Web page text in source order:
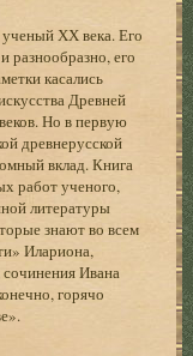
ХХ века. Его
разнообразно, его
касались
Древней
Но в первую
древнерусской
вклад. Книга
работ ученого,
литературы
знают во всем
Илариона,
Ивана
горячо